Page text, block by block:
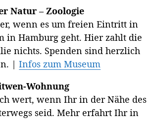
Natur – Zoologie
wenn es um freien Eintritt in
in Hamburg geht. Hier zahlt die
nichts. Spenden sind herzlich
|Infos zum Museum
Wohnung
wert, wenn Ihr in der Nähe des
seid. Mehr erfahrt Ihr in